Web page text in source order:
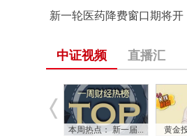
新一轮医药降费窗口期将开
中证视频 直播汇
本周热点： 新一届... 黄金